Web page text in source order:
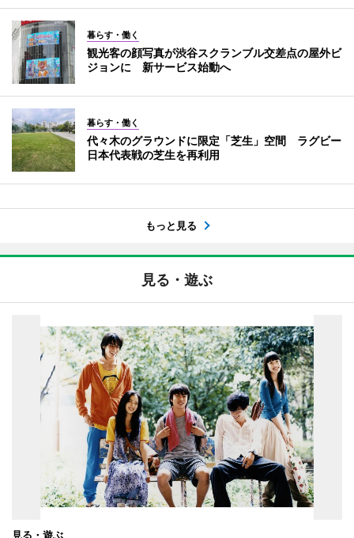
暮らす・働く
観光客の顔写真が渋谷スクランブル交差点の屋外ビ
ジョンに 新サービス始動へ
暮らす・働く
代々木のグラウンドに限定「芝生」空間 ラグビー
日本代表戦の芝生を再利用
もっと見る
見る・遊ぶ
見る・遊ぶ